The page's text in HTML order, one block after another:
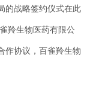
的战略签约仪式在此
羚生物医药有限公
作协议，百雀羚生物